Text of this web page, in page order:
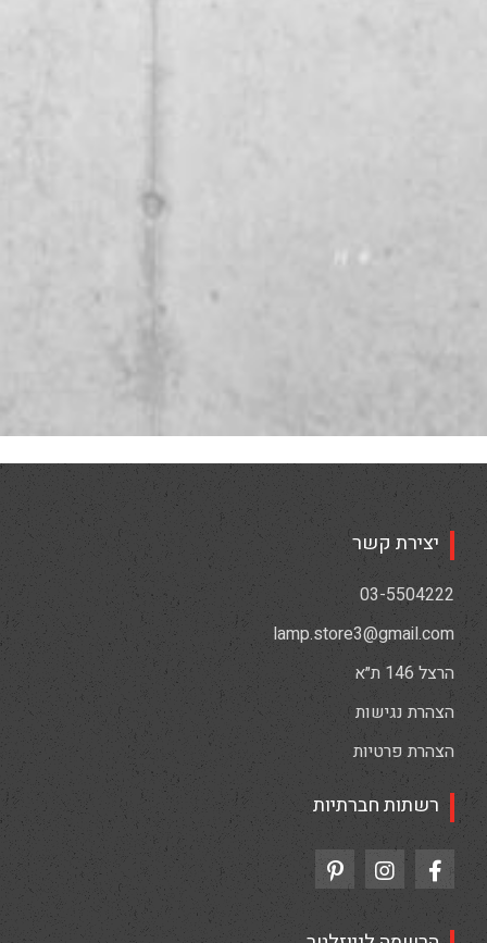
יצירת קשר
03-5504222
lamp.store3@gmail.com
הרצל 146 ת״א
הצהרת נגישות
הצהרת פרטיות
רשתות חברתיות